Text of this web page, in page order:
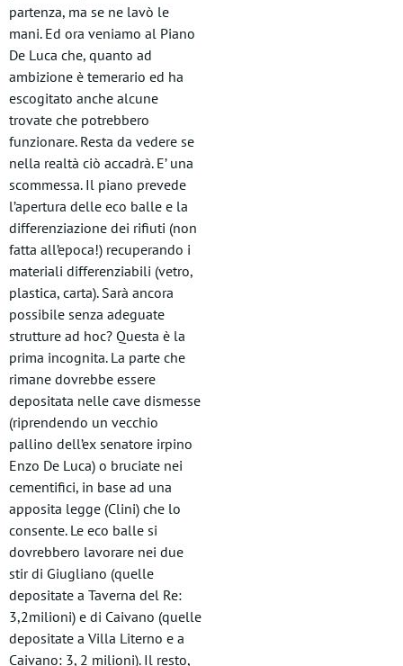
partenza, ma se ne lavò le
mani. Ed ora veniamo al Piano
De Luca che, quanto ad
ambizione è temerario ed ha
escogitato anche alcune
trovate che potrebbero
funzionare. Resta da vedere se
nella realtà ciò accadrà. E’ una
scommessa. Il piano prevede
l’apertura delle eco balle e la
differenziazione dei rifiuti (non
fatta all’epoca!) recuperando i
materiali differenziabili (vetro,
plastica, carta). Sarà ancora
possibile senza adeguate
strutture ad hoc? Questa è la
prima incognita. La parte che
rimane dovrebbe essere
depositata nelle cave dismesse
(riprendendo un vecchio
pallino dell’ex senatore irpino
Enzo De Luca) o bruciate nei
cementifici, in base ad una
apposita legge (Clini) che lo
consente. Le eco balle si
dovrebbero lavorare nei due
stir di Giugliano (quelle
depositate a Taverna del Re:
3,2milioni) e di Caivano (quelle
depositate a Villa Literno e a
Caivano: 3, 2 milioni). Il resto,